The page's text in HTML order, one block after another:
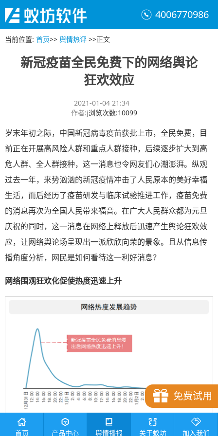
4006770986
当前位置: 首页>> 舆情热评 >>正文
新冠疫苗全民免费下的网络舆论
狂欢效应
2021-01-04 21:34
作者:j浏览次数:10099
岁末年初之际，中国新冠病毒疫苗获批上市，全民免费，目
前正在开展高风险人群和重点人群接种，后续逐步扩大到高
危人群、全人群接种，这一消息也令网友们心潮澎湃。纵观
过去一年，来势汹汹的新冠疫情冲击了人民原本的美好幸福
生活，而后经历了疫苗研发与临床试验推进工作，疫苗免费
的消息再次为全国人民带来福音。在广大人民群众都为元旦
庆祝的同时，这一消息在网络上释放后迅速产生舆论狂欢效
应，让网络舆论场呈现出一派欣欣向荣的景象。且从信息传
播角度分析，网民是如何看待这一利好消息？
网络围观狂欢化促使热度迅速上升
免费试用
首页 产品中心 舆情播报 关于蚁坊 加入我们